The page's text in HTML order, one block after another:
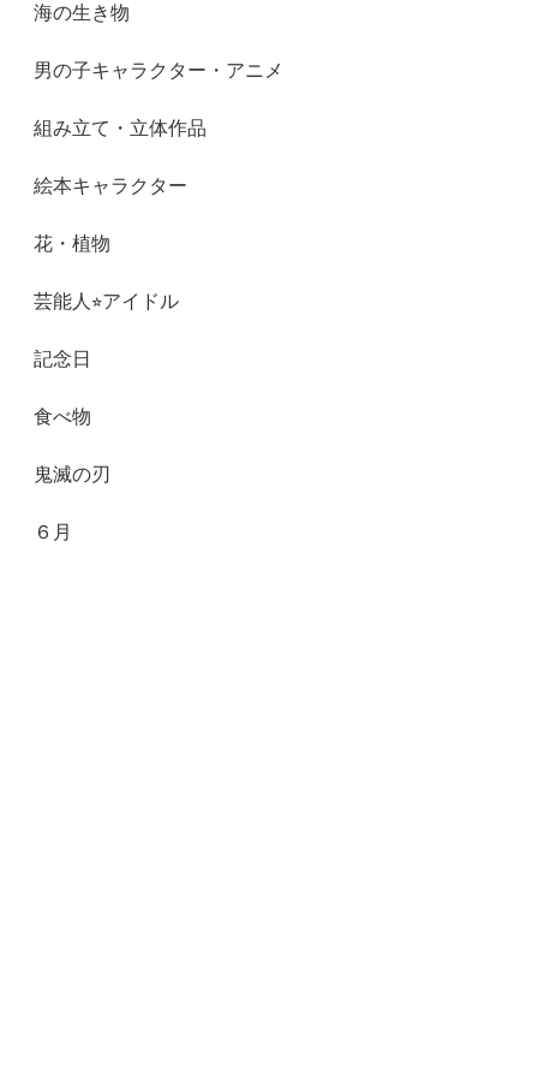
海の生き物
男の子キャラクター・アニメ
組み立て・立体作品
絵本キャラクター
花・植物
芸能人⭐︎アイドル
記念日
食べ物
鬼滅の刃
６月